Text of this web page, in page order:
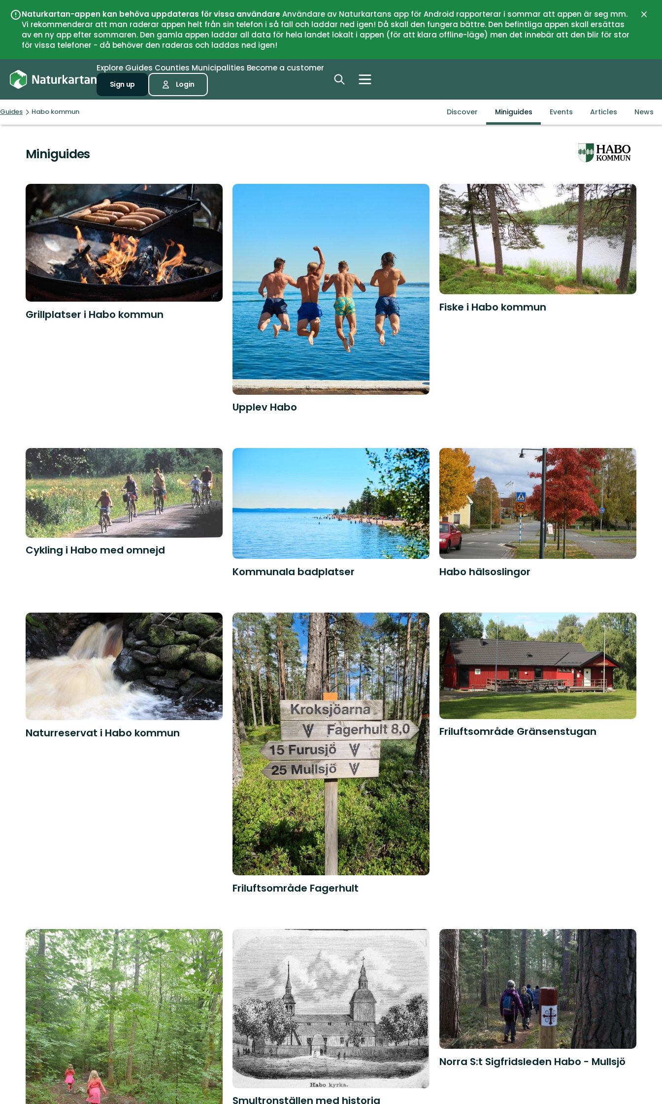
Naturkartan-appen kan behöva uppdateras för vissa användareAnvändare av Naturkartans app för Android rapporterar i sommar att appen är seg mm.
Vi rekommenderar att man raderar appen helt från sin telefon i så fall och laddar ned igen! Då skall den fungera bättre. Den befintliga appen skall ersättas
av en ny app efter sommaren. Den gamla appen laddar all data för hela landet lokalt i appen (för att klara offline-läge) men det innebär att den blir för stor
för vissa telefoner - då behöver den raderas och laddas ned igen!
Close
Explore Guides Counties Municipalities Become a customer
Sign up Login
Guides Habo kommun Discover Miniguides Events Articles News
Miniguides
Grillplatser i Habo kommun
Upplev Habo
Fiske i Habo kommun
Cykling i Habo med omnejd
Kommunala badplatser
Habo hälsoslingor
Naturreservat i Habo kommun
Friluftsområde Fagerhult
Friluftsområde Gränsenstugan
Smultronställen med historia
Norra S:t Sigfridsleden Habo - Mullsjö